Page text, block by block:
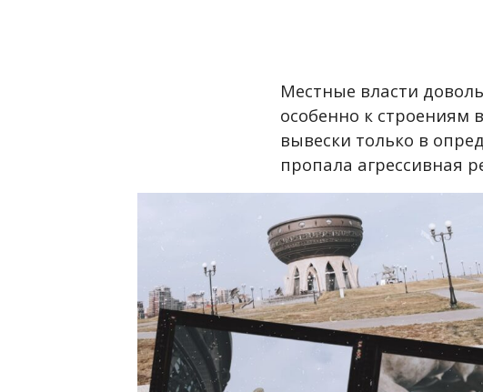
Местные власти
особенно к строениям
вывески только в
пропала агрессивная